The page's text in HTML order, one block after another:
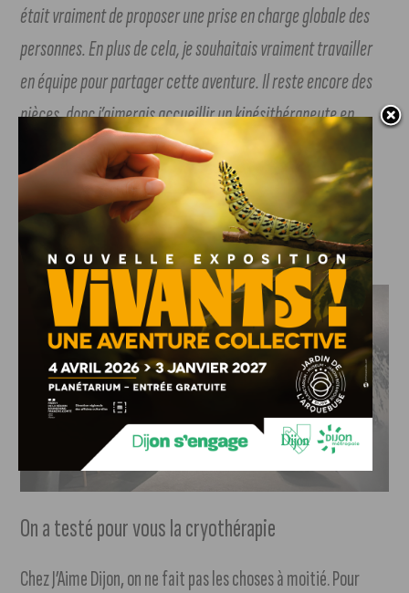
était vraiment de proposer une prise en charge globale des
personnes. En plus de cela, je souhaitais vraiment travailler
en équipe pour partager cette aventure. Il reste encore des
pièces, donc j’aimerais accueillir un kinésithérapeute en
. Un lieu qui permet une parfaite complémentarité
entre les différents corps de métier. Dans la « maison » de
Cryo-Soft, un seul leitmotiv prédomine : « Ici, on prend le
temps de prendre le temps ».
On a testé pour vous la cryothérapie
Chez J’Aime Dijon, on ne fait pas les choses à moitié. Pour